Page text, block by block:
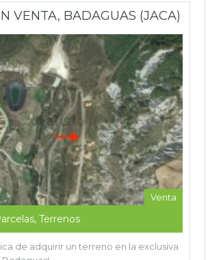
VENTA, BADAGUAS (JACA)
Venta
Terrenos
de adquirir un terreno en la exclusiva